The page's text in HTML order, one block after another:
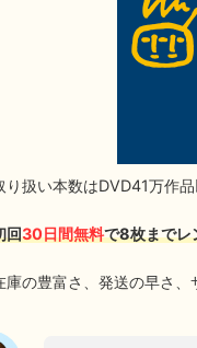
り扱い本数はDVD41万作
回30日間無料で8枚までレ
庫の豊富さ、発送の早さ